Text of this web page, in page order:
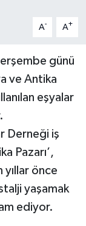
A- A+
günü
ve Antika
eşyalar
Derneği iş
Pazarı’,
önce
yaşamak
ediyor.